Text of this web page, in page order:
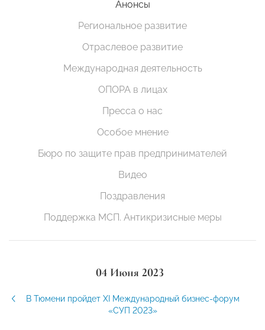
Анонсы
Региональное развитие
Отраслевое развитие
Международная деятельность
ОПОРА в лицах
Пресса о нас
Особое мнение
Бюро по защите прав предпринимателей
Видео
Поздравления
Поддержка МСП. Антикризисные меры
04 Июня 2023
В Тюмени пройдет XI Международный бизнес-форум
«СУП 2023»